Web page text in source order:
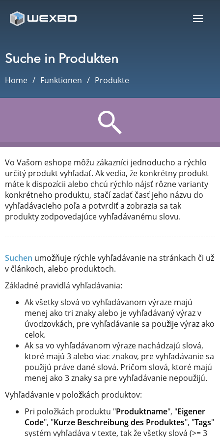
Suche in Produkten
Home Funktionen Produkte
Vo Vašom eshope môžu zákazníci jednoducho a rýchlo
určitý produkt vyhľadať. Ak vedia, že konkrétny produkt
máte k dispozícii alebo chcú rýchlo nájsť rôzne varianty
konkrétneho produktu, stačí zadať časť jeho názvu do
vyhľadávacieho poľa a potvrdiť a zobrazia sa tak
produkty zodpovedajúce vyhľadávanému slovu.
Suchen umožňuje rýchle vyhľadávanie na stránkach či už
v článkoch, alebo produktoch.
Základné pravidlá vyhľadávania:
Ak všetky slová vo vyhľadávanom výraze majú
menej ako tri znaky alebo je vyhľadávaný výraz v
úvodzovkách, pre vyhľadávanie sa použije výraz ako
celok.
Ak sa vo vyhľadávanom výraze nachádzajú slová,
ktoré majú 3 alebo viac znakov, pre vyhľadávanie sa
použijú práve dané slová. Pričom slová, ktoré majú
menej ako 3 znaky sa pre vyhľadávanie nepoužijú.
Vyhľadávanie v položkách produktov:
Pri položkách produktu "Produktname", "Eigener
Code", "Kurze Beschreibung des Produktes", "Tags"
systém vyhľadáva v texte, tak že všetky slová (>= 3